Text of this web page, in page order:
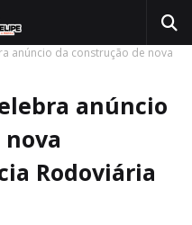
anúncio da construção de nova
anúncio
Rodoviária